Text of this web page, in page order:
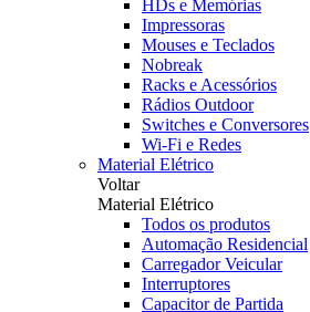
HDs e Memórias
Impressoras
Mouses e Teclados
Nobreak
Racks e Acessórios
Rádios Outdoor
Switches e Conversores
Wi-Fi e Redes
Material Elétrico
Voltar
Material Elétrico
Todos os produtos
Automação Residencial
Carregador Veicular
Interruptores
Capacitor de Partida